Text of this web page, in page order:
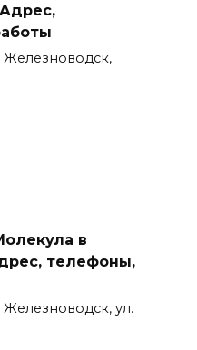
Железноводск,
в
телефоны,
ул.